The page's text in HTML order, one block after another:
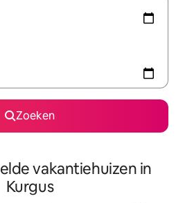
Zoeken
vakantiehuizen in
Kurgus